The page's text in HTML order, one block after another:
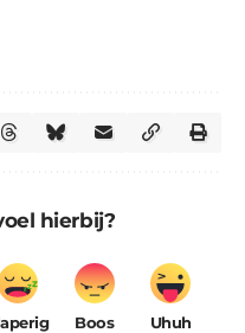
hierbij?
Boos Uhuh